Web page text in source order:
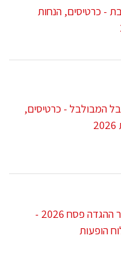
- כרטיסים, הנחות
המבולבל - כרטיסים,
יציאת מצרים סיפור ההגדה פסח 2026 -
הופעות